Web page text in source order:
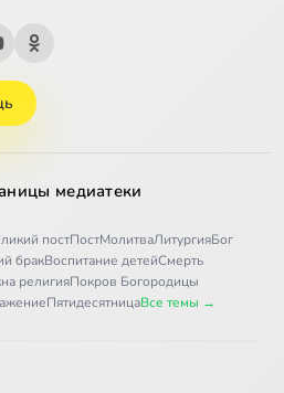
медиатеки
постПостМолитваЛитургияБог
бракВоспитание детейСмерть
религияПокров Богородицы
ПятидесятницаВсе темы →